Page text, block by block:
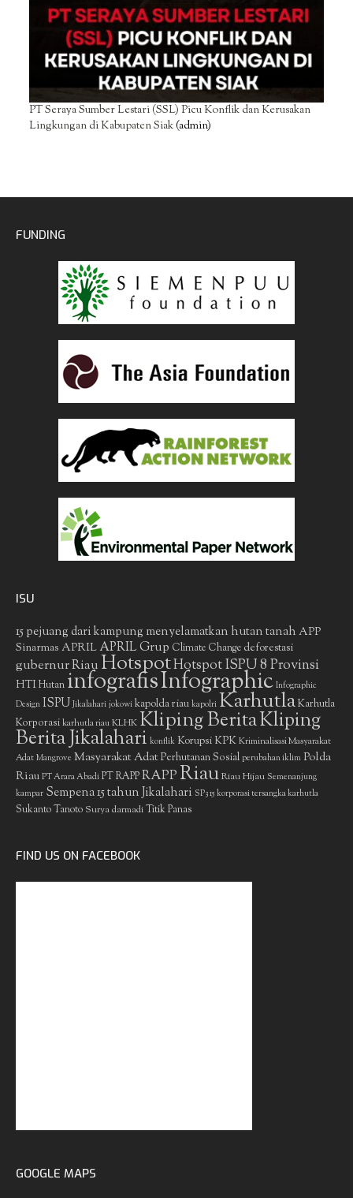
PT Seraya Sumber Lestari (SSL) Picu Konflik dan Kerusakan
Lingkungan di Kabupaten Siak(admin)
FUNDING
ISU
15 pejuang dari kampung menyelamatkan hutan tanah APP
Sinarmas APRIL APRIL Grup Climate Change deforestasi
gubernur RiauHotspotHotspot ISPU 8 Provinsi
HTIHutan infografisInfographic Infographic
Design ISPU Jikalahari jokowi kapolda riau kapolri KarhutlaKarhutla
Korporasikarhutla riauKLHKKliping BeritaKliping
Berita Jikalahari konflik Korupsi KPKKriminalisasi Masyarakat
Adat Mangrove Masyarakat AdatPerhutanan Sosial perubahan iklim Polda
Riau PT Arara Abadi PT RAPPRAPPRiauRiau Hijau Semenanjung
kampar Sempena 15 tahun Jikalahari SP3 15 korporasi tersangka karhutla
Sukanto Tanoto Surya darmadiTitik Panas
FIND US ON FACEBOOK
GOOGLE MAPS